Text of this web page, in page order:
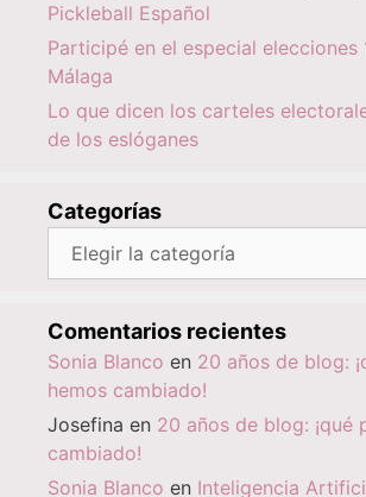
Pickleball Español
Participé en el especial elecciones
Málaga
Lo que dicen los carteles
de los eslóganes
Categorías
Categorías
Comentarios recientes
Sonia Blanco en 20 años de blog:
hemos cambiado!
Josefina en 20 años de blog: ¡qué
cambiado!
Sonia Blanco en Inteligencia